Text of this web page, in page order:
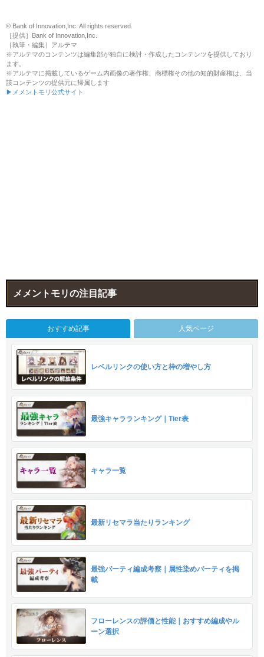
© Bank of Innovation,Inc. All rights reserved.
［提供］Bank of Innovation,Inc.
［執筆・編集］アルテマ
※アルテマのコンテンツは編集部が独自に検討・作成したコンテンツを提供しており
ます。
※アルテマに掲載しているゲーム内画像の著作権、商標権その他の知的財産権は、当
該コンテンツの提供元に帰属します
▶メメントモリ公式サイト
メメントモリの注目記事
おすすめ記事 人気ページ
レベルリンクの使い方と枠の増やし方
最強キャラランキング｜Tier表
キャラ一覧
最新リセマラ当たりランキング
最強パーティ編成考察｜属性染めパーティを掲
載
フローレンスの評価と性能｜おすすめ編成やル
ーン選択